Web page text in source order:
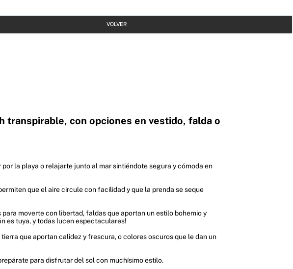
VOLVER
transpirable, con opciones en vestido, falda o
la playa o relajarte junto al mar sintiéndote segura y cómoda en
que el aire circule con facilidad y que la prenda se seque
moverte con libertad, faldas que aportan un estilo bohemio y
es tuya, y todas lucen espectaculares!
que aportan calidez y frescura, o colores oscuros que le dan un
para disfrutar del sol con muchísimo estilo.